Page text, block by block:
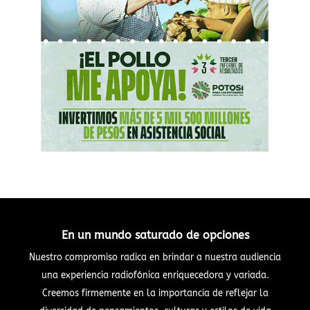
En un mundo saturado de opciones
Nuestro compromiso radica en brindar a nuestra audiencia
una experiencia radiofónica enriquecedora y variada.
Creemos firmemente en la importancia de reflejar la